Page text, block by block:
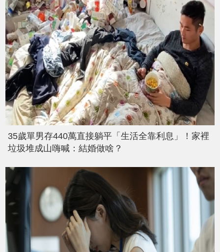
35歲單男存440萬直接躺平「生活全靠利息」！家裡
垃圾堆成山嗨喊：結婚做啥？